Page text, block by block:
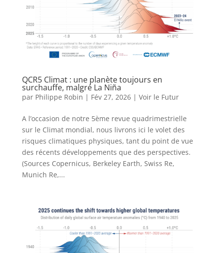
QCR5 Climat : une planète toujours en
surchauffe, malgré La Niña
par Philippe Robin | Fév 27, 2026| Voir le Futur
A l’occasion de notre 5ème revue quadrimestrielle
sur le Climat mondial, nous livrons ici le volet des
risques climatiques physiques, tant du point de vue
des récents développements que des perspectives.
(Sources Copernicus, Berkeley Earth, Swiss Re,
Munich Re,...